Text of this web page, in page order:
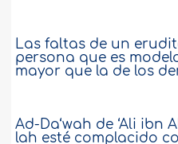
Las faltas de un
persona que es
mayor que la de los
Ad-Da‘wah de ‘Ali ibn
lah esté complacido